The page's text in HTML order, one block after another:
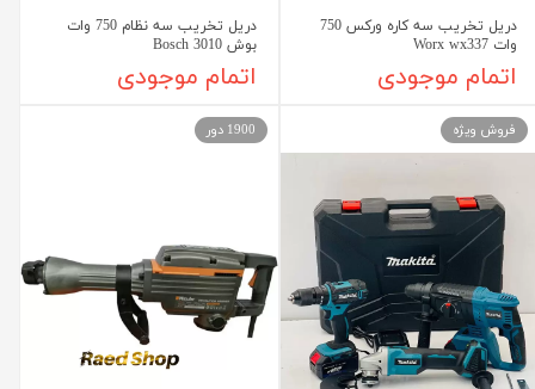
دریل تخریب سه کاره ورکس 750
وات Worx wx337
اتمام موجودی
دریل تخریب سه نظام 750 وات
بوش Bosch 3010
اتمام موجودی
فروش ویژه 1900 دور